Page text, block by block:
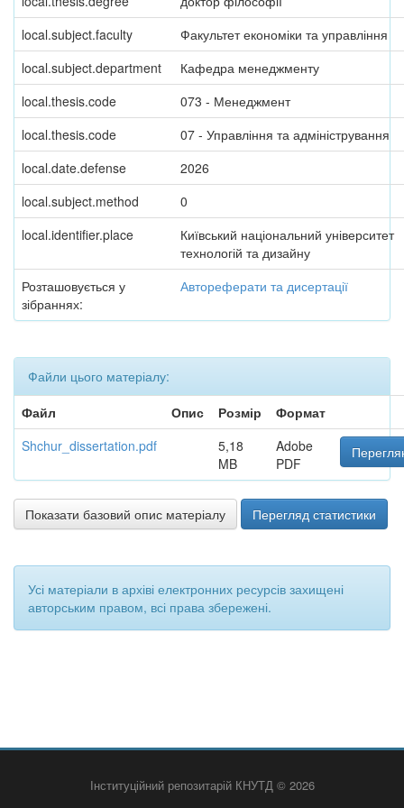
local.subject.faculty
Факультет економіки та управління
local.subject.department
Кафедра менеджменту
local.thesis.code
073 - Менеджмент
local.thesis.code
07 - Управління та адміністрування
local.date.defense
2026
local.subject.method
0
local.identifier.place
Київський національний університет
технологій та дизайну
Розташовується у
зібраннях:
Автореферати та дисертації
Файли цього матеріалу:
Файл
Опис Розмір
Формат
Shchur_dissertation.pdf
5,18
MB
Adobe
PDF
Показати базовий опис матеріалу Перегляд статистики
Усі матеріали в архіві електронних ресурсів захищені
авторським правом, всі права збережені.
Інституційний репозитарій КНУТД © 2026